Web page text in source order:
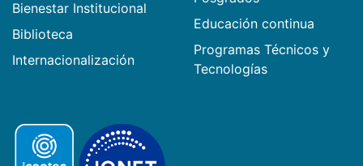
Bienestar Institucional
Biblioteca
Internacionalización
Educación continua
Programas Técnicos y
Tecnologías